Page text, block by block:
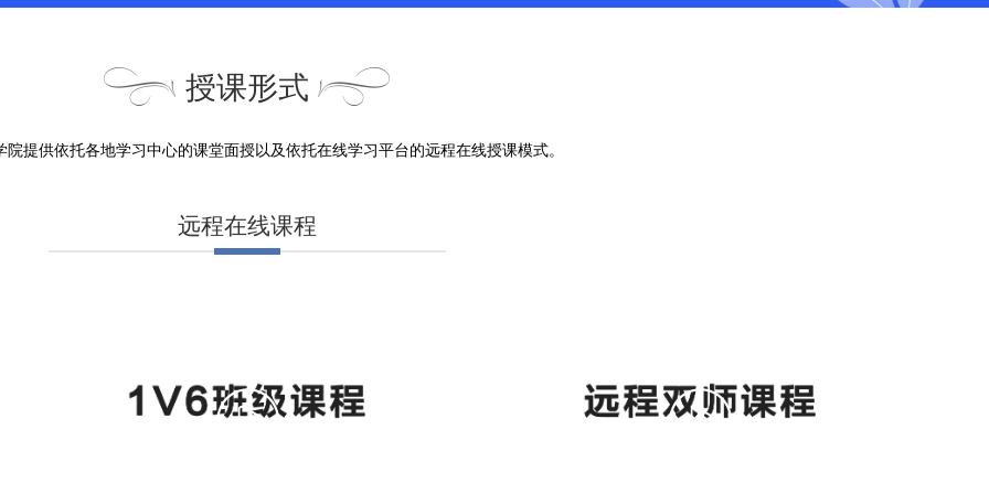
授课形式
院提供依托各地学习中心的课堂面授以及依托在线学习平台的远程在线授课模式。
远程在线课程